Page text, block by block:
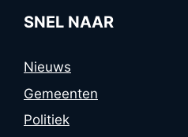
SNEL NAAR
Nieuws
Gemeenten
Politiek